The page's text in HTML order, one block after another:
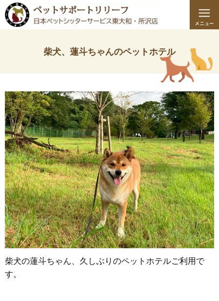
柴犬、蓮斗ちゃんのペットホテル
柴犬の蓮斗ちゃん、久しぶりのペットホテルご利用で
す。